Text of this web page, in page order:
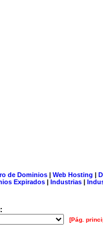
de Dominios| Web Hosting |
Expirados | Industrias |
[Pág.